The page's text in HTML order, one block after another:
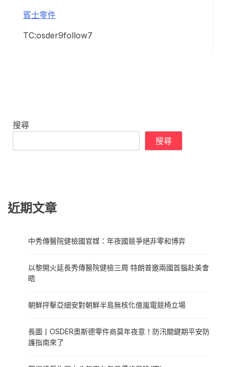
賓士零件
TC:osder9follow7
搜尋
搜尋
近期文章
中秀傳醫院健檢國官媒：年夜國競爭絕非零和博弈
以黎開火延長秀傳醫院健檢三周 特朗普邀兩國首腦赴美會
晤
朝鮮抨擊亞細安對朝鮮半島無核化億嵐電競椅立場
長圖丨OSDER奧斯德零件商莫年夜意！防汛關鍵期平安防
護指南來了